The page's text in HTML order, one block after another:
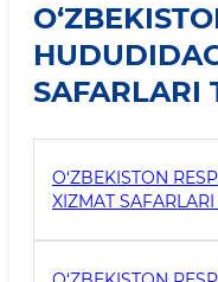
SAFARLARI
O‘ZBEKISTON
XIZMAT SAFARLARI